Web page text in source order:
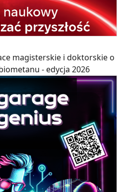
magisterskie i doktorskie o
- edycja 2026